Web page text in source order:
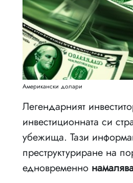
Американски долари
Легендарният
инвестиционната си
убежища. Тази
преструктуриране на
едновременно